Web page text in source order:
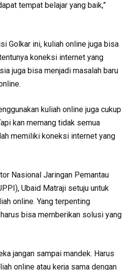
tempat belajar yang baik,”
Golkar ini, kuliah online juga bisa
koneksi internet yang
juga bisa menjadi masalah baru
kuliah online juga cukup
kan memang tidak semua
memiliki koneksi internet yang
Nasional Jaringan Pemantau
Ubaid Matraji setuju untuk
online. Yang terpenting
bisa memberikan solusi yang
jangan sampai mandek. Harus
online atau kerja sama dengan